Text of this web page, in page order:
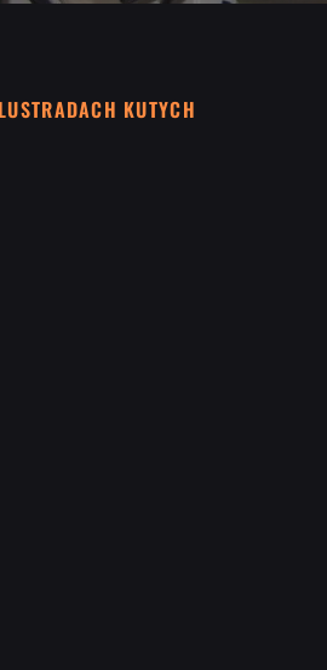
KUTYCH